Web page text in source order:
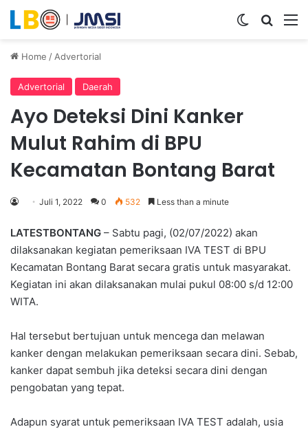
Switch skin
Home / Advertorial
Advertorial Daerah
Ayo Deteksi Dini Kanker
Mulut Rahim di BPU
Kecamatan Bontang Barat
Juli 1, 2022 0 532 Less than a minute
LATESTBONTANG – Sabtu pagi, (02/07/2022) akan
dilaksanakan kegiatan pemeriksaan IVA TEST di BPU
Kecamatan Bontang Barat secara gratis untuk masyarakat.
Kegiatan ini akan dilaksanakan mulai pukul 08:00 s/d 12:00
WITA.
Hal tersebut bertujuan untuk mencega dan melawan
kanker dengan melakukan pemeriksaan secara dini. Sebab,
kanker dapat sembuh jika deteksi secara dini dengan
pengobatan yang tepat.
Adapun syarat untuk pemeriksaan IVA TEST adalah, usia